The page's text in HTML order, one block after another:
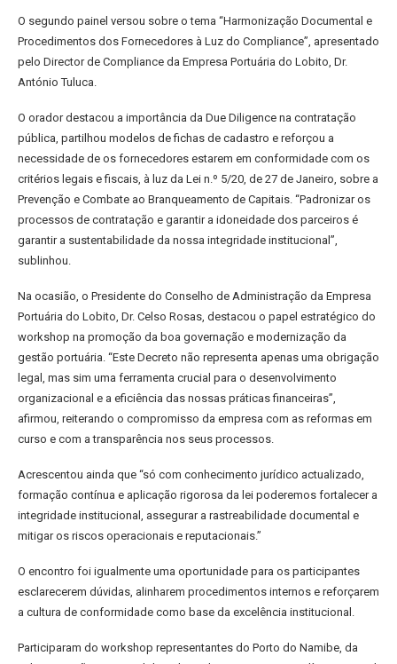
O segundo painel versou sobre o tema “Harmonização Documental e
Procedimentos dos Fornecedores à Luz do Compliance”, apresentado
pelo Director de Compliance da Empresa Portuária do Lobito, Dr.
António Tuluca.
O orador destacou a importância da Due Diligence na contratação
pública, partilhou modelos de fichas de cadastro e reforçou a
necessidade de os fornecedores estarem em conformidade com os
critérios legais e fiscais, à luz da Lei n.º 5/20, de 27 de Janeiro, sobre a
Prevenção e Combate ao Branqueamento de Capitais. “Padronizar os
processos de contratação e garantir a idoneidade dos parceiros é
garantir a sustentabilidade da nossa integridade institucional”,
sublinhou.
Na ocasião, o Presidente do Conselho de Administração da Empresa
Portuária do Lobito, Dr. Celso Rosas, destacou o papel estratégico do
workshop na promoção da boa governação e modernização da
gestão portuária. “Este Decreto não representa apenas uma obrigação
legal, mas sim uma ferramenta crucial para o desenvolvimento
organizacional e a eficiência das nossas práticas financeiras”,
afirmou, reiterando o compromisso da empresa com as reformas em
curso e com a transparência nos seus processos.
Acrescentou ainda que “só com conhecimento jurídico actualizado,
formação contínua e aplicação rigorosa da lei poderemos fortalecer a
integridade institucional, assegurar a rastreabilidade documental e
mitigar os riscos operacionais e reputacionais.”
O encontro foi igualmente uma oportunidade para os participantes
esclarecerem dúvidas, alinharem procedimentos internos e reforçarem
a cultura de conformidade como base da excelência institucional.
Participaram do workshop representantes do Porto do Namibe, da